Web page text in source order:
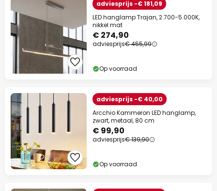
adviesprijs -€ 181,09
LED hanglamp Trajan, 2.700-5.000K,
nikkel mat
€ 274,90
adviesprijs€ 455,99
Op voorraad
adviesprijs -€ 40,00
Arcchio Kammeron LED hanglamp,
zwart, metaal, 80 cm
€ 99,90
adviesprijs€ 139,90
Op voorraad